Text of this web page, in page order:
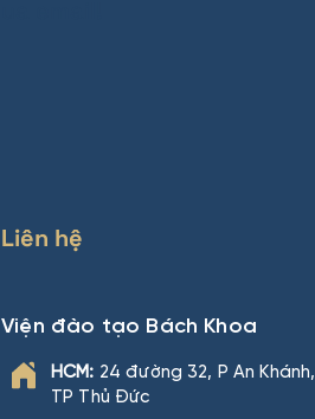
Liên hệ
Viện đào tạo Bách Khoa
HCM: 24 đường 32, P An Khánh,
TP Thủ Đức